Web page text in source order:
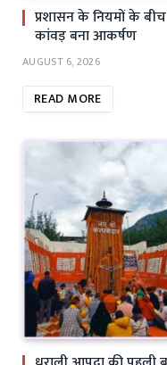
प्रशासन के नियमों के बीच
कांवड़ बना आकर्षण
AUGUST 6, 2026
READ MORE